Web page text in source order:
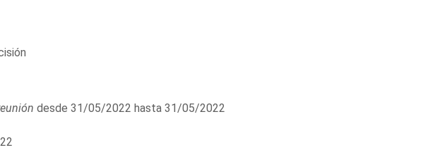
desde 31/05/2022 hasta 31/05/2022